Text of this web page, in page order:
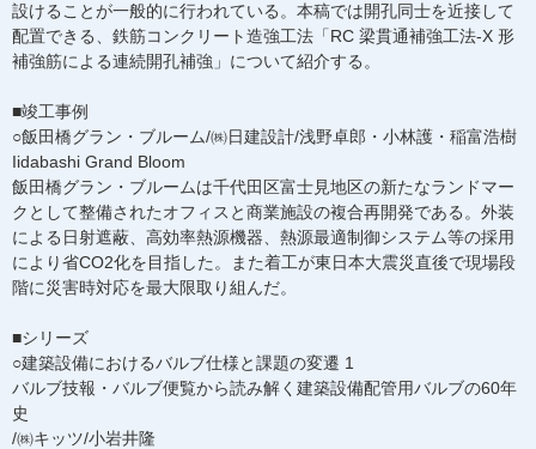
設けることが一般的に行われている。本稿では開孔同士を近接して
配置できる、鉄筋コンクリート造強工法「RC 梁貫通補強工法-X 形
補強筋による連続開孔補強」について紹介する。
■竣工事例
○飯田橋グラン・ブルーム/㈱日建設計/浅野卓郎・小林護・稲富浩樹
Iidabashi Grand Bloom
飯田橋グラン・ブルームは千代田区富士見地区の新たなランドマー
クとして整備されたオフィスと商業施設の複合再開発である。外装
による日射遮蔽、高効率熱源機器、熱源最適制御システム等の採用
により省CO2化を目指した。また着工が東日本大震災直後で現場段
階に災害時対応を最大限取り組んだ。
■シリーズ
○建築設備におけるバルブ仕様と課題の変遷 1
バルブ技報・バルブ便覧から読み解く建築設備配管用バルブの60年
史
/㈱キッツ/小岩井隆